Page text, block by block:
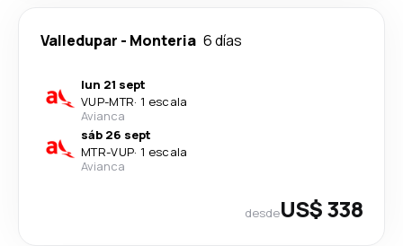
Valledupar - Monteria 6 días
lun 21 sept
VUP-MTR· 1 escala
Avianca
sáb 26 sept
MTR-VUP· 1 escala
Avianca
desdeUS$ 338